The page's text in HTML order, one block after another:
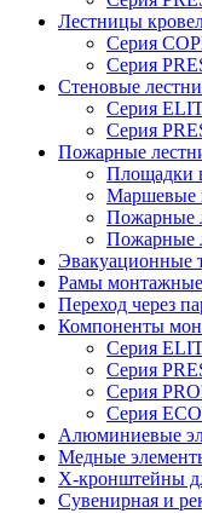
Лестницы
Серия
Серия
Стеновые
Серия
Серия
Пожарные
Площадки
Маршевые
Пожарные
Пожарные
Эвакуационные
Рамы монтажные
Переход через
Компоненты
Серия
Серия
Серия
Серия
Алюминиевые
Медные
X-кронштейны
Сувенирная и